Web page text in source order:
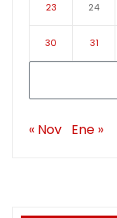
23 24
30 31
« Nov Ene »